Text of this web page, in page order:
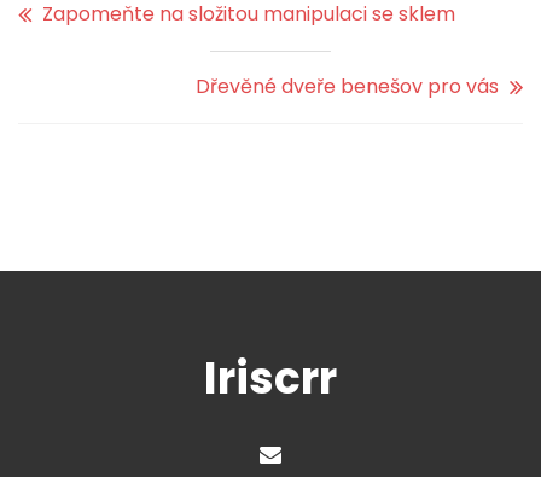
Zapomeňte na složitou manipulaci se sklem
Dřevěné dveře benešov pro vás
Iriscrr